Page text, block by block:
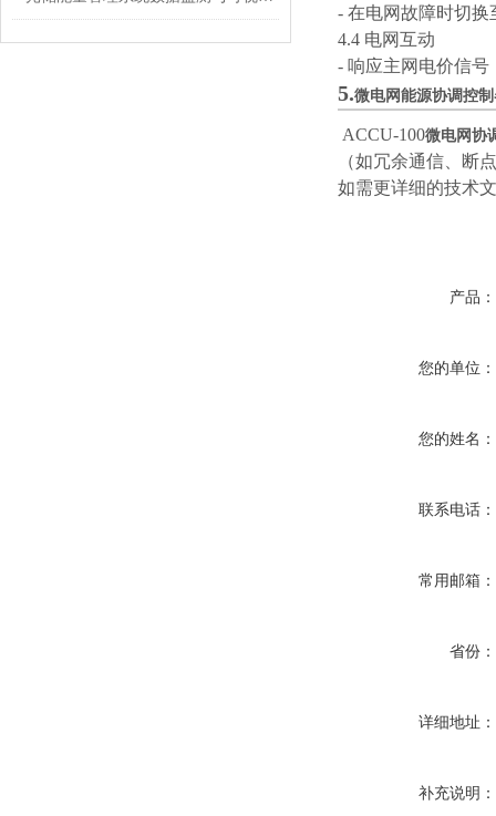
- 在电网故障时切
4.4 电网互动
- 响应主网电价信
5.微电网能源协调控
ACCU-100微电网协
（如冗余通信、断
如需更详细的技术
产品：
您的单位：
您的姓名：
联系电话：
常用邮箱：
省份：
详细地址：
补充说明：